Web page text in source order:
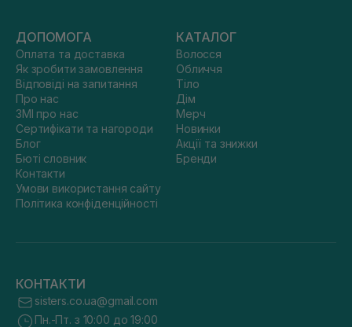
ДОПОМОГА
Оплата та доставка
Як зробити замовлення
Відповіді на запитання
Про нас
ЗМІ про нас
Сертифікати та нагороди
Блог
Бюті словник
Контакти
Умови використання сайту
Політика конфіденційності
КАТАЛОГ
Волосся
Обличчя
Тіло
Дім
Мерч
Новинки
Акції та знижки
Бренди
КОНТАКТИ
sisters.co.ua@gmail.com
Пн.-Пт. з 10:00 до 19:00